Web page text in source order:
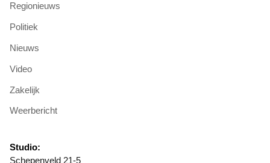
Regionieuws
Politiek
Nieuws
Video
Zakelijk
Weerbericht
Studio:
Schepenveld 21-5